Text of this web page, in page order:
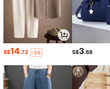
S$14.72 -5% S$3.68